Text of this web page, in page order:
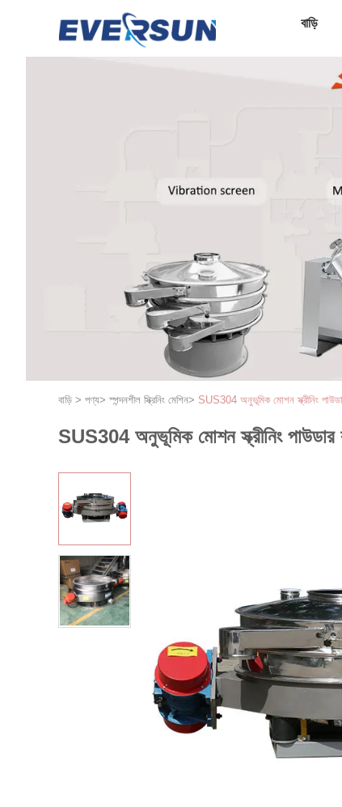
বাড়ি
বাড়ি > পণ্য>স্পন্দনশীল স্ক্রিনিং মেশিন> SUS304 অনুভূমিক মোশন স্ক্রীনিং
SUS304 অনুভূমিক মোশন স্ক্রীনিং পাউডার